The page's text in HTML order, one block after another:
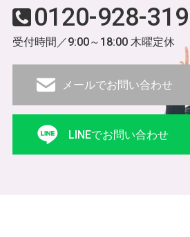
0120-928-319
受付時間／9:00～18:00 木曜定休
メールでお問い合わせ
LINEでお問い合わせ